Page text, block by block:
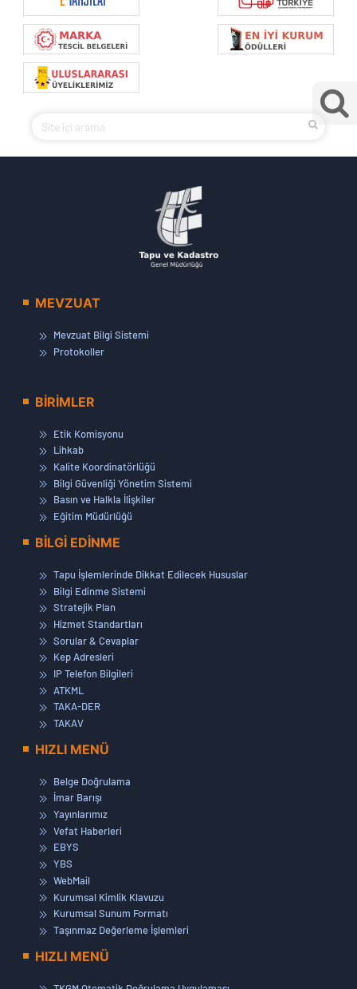
MEVZUAT
Mevzuat Bilgi Sistemi
Protokoller
BİRİMLER
Etik Komisyonu
Lihkab
Kalite Koordinatörlüğü
Bilgi Güvenliği Yönetim Sistemi
Basın ve Halkla İlişkiler
Eğitim Müdürlüğü
BİLGİ EDİNME
Tapu İşlemlerinde Dikkat Edilecek Hususlar
Bilgi Edinme Sistemi
Stratejik Plan
Hizmet Standartları
Sorular & Cevaplar
Kep Adresleri
IP Telefon Bilgileri
ATKML
TAKA-DER
TAKAV
HIZLI MENÜ
Belge Doğrulama
İmar Barışı
Yayınlarımız
Vefat Haberleri
EBYS
YBS
WebMail
Kurumsal Kimlik Klavuzu
Kurumsal Sunum Formatı
Taşınmaz Değerleme İşlemleri
HIZLI MENÜ